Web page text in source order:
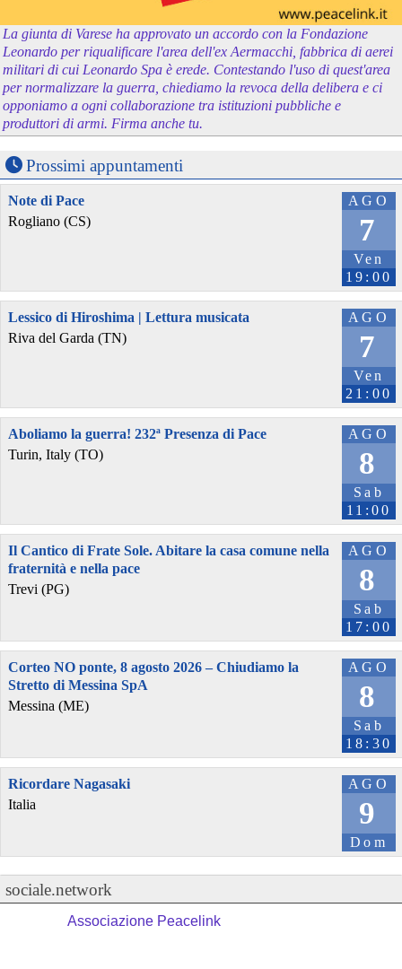
La giunta di Varese ha approvato un accordo con la Fondazione
Leonardo per riqualificare l'area dell'ex Aermacchi, fabbrica di aerei
militari di cui Leonardo Spa è erede. Contestando l'uso di quest'area
per normalizzare la guerra, chiediamo la revoca della delibera e ci
opponiamo a ogni collaborazione tra istituzioni pubbliche e
produttori di armi. Firma anche tu.
Prossimi appuntamenti
AGO
7
Ven
19:00
Note di Pace
Rogliano (CS)
AGO
7
Ven
21:00
Lessico di Hiroshima | Lettura musicata
Riva del Garda (TN)
AGO
8
Sab
11:00
Aboliamo la guerra! 232ª Presenza di Pace
Turin, Italy (TO)
AGO
8
Sab
17:00
Il Cantico di Frate Sole. Abitare la casa comune nella
fraternità e nella pace
Trevi (PG)
AGO
8
Sab
18:30
Corteo NO ponte, 8 agosto 2026 – Chiudiamo la
Stretto di Messina SpA
Messina (ME)
AGO
9
Dom
Ricordare Nagasaki
Italia
sociale.network
Associazione Peacelink